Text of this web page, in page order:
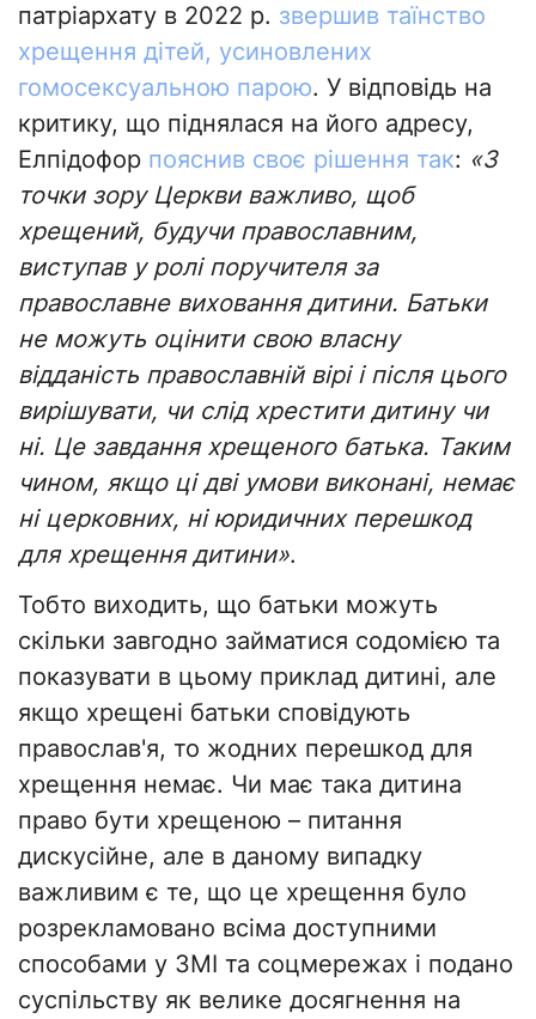
патріархату в 2022 р. звершив таїнство
хрещення дітей, усиновлених
гомосексуальною парою. У відповідь на
критику, що піднялася на його адресу,
Елпідофор пояснив своє рішення так: «З
точки зору Церкви важливо, щоб
хрещений, будучи православним,
виступав у ролі поручителя за
православне виховання дитини. Батьки
не можуть оцінити свою власну
відданість православній вірі і після цього
вирішувати, чи слід хрестити дитину чи
ні. Це завдання хрещеного батька. Таким
чином, якщо ці дві умови виконані, немає
ні церковних, ні юридичних перешкод
для хрещення дитини».
Тобто виходить, що батьки можуть
скільки завгодно займатися содомією та
показувати в цьому приклад дитині, але
якщо хрещені батьки сповідують
православ'я, то жодних перешкод для
хрещення немає. Чи має така дитина
право бути хрещеною – питання
дискусійне, але в даному випадку
важливим є те, що це хрещення було
розрекламовано всіма доступними
способами у ЗМІ та соцмережах і подано
суспільству як велике досягнення на